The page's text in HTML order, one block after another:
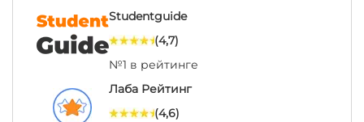
Studentguide
(4,7)
№1 в рейтинге
Лаба Рейтинг
(4,6)